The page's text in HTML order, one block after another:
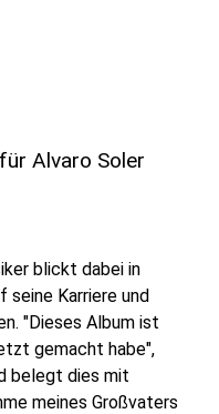
Alvaro Soler
blickt dabei in
seine Karriere und
"Dieses Album ist
gemacht habe",
belegt dies mit
meines Großvaters